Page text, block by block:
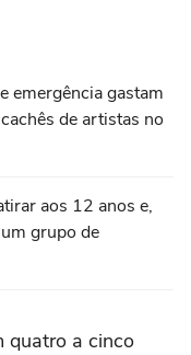
emergência gastam
de artistas no
aos 12 anos e,
grupo de
quatro a cinco